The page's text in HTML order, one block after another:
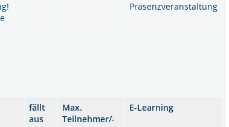
Präsenzveranstaltung
fällt
aus
Max.
Teilnehmer/-
E-Learning